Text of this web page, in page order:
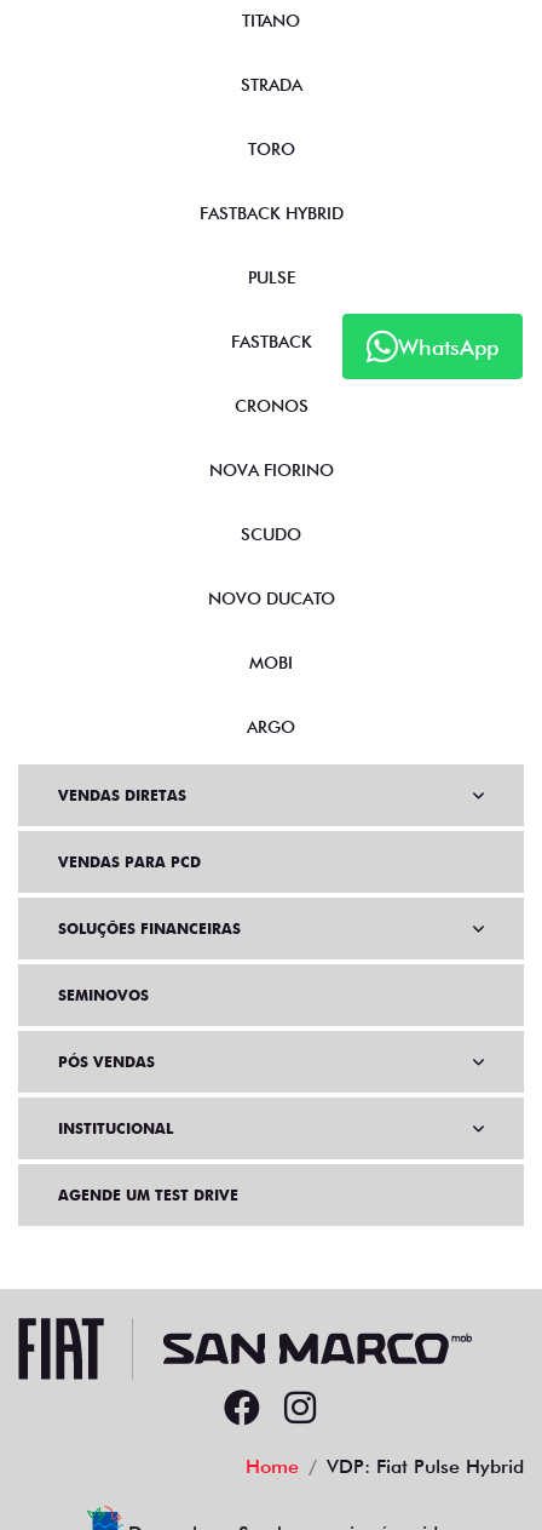
WhatsApp
TITANO
STRADA
TORO
FASTBACK HYBRID
PULSE
FASTBACK
CRONOS
NOVA FIORINO
SCUDO
NOVO DUCATO
MOBI
ARGO
VENDAS DIRETAS
VENDAS PARA PCD
SOLUÇÕES FINANCEIRAS
SEMINOVOS
PÓS VENDAS
INSTITUCIONAL
AGENDE UM TEST DRIVE
Home VDP: Fiat Pulse Hybrid